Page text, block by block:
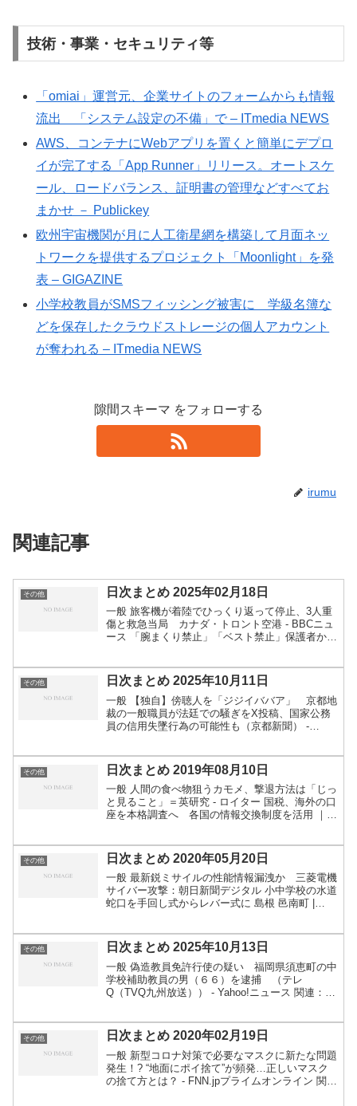
技術・事業・セキュリティ等
「omiai」運営元、企業サイトのフォームからも情報
流出 「システム設定の不備」で – ITmedia NEWS
AWS、コンテナにWebアプリを置くと簡単にデプロ
イが完了する「App Runner」リリース。オートスケ
ール、ロードバランス、証明書の管理などすべてお
まかせ － Publickey
欧州宇宙機関が月に人工衛星網を構築して月面ネッ
トワークを提供するプロジェクト「Moonlight」を発
表 – GIGAZINE
小学校教員がSMSフィッシング被害に 学級名簿な
どを保存したクラウドストレージの個人アカウント
が奪われる – ITmedia NEWS
隙間スキーマ をフォローする
irumu
関連記事
その他 日次まとめ 2025年02月18日
一般 旅客機が着陸でひっくり返って停止、3人重
傷と救急当局 カナダ・トロント空港 - BBCニュ
ース 「腕まくり禁止」「ベスト禁止」保護者から
（集英社オン...
その他 日次まとめ 2025年10月11日
一般 【独自】傍聴人を「ジジイババア」 京都地
裁の一般職員が法廷での騒ぎをX投稿、国家公務
員の信用失墜行為の可能性も（京都新聞） -
ぬ口...
その他 日次まとめ 2019年08月10日
一般 人間の食べ物狙うカモメ、撃退方法は「じっ
と見ること」＝英研究 - ロイター 国税、海外の口
座を本格調査へ 各国の情報交換制度を活用 ｜
その他 日次まとめ 2020年05月20日
一般 最新鋭ミサイルの性能情報漏洩か 三菱電機
サイバー攻撃：朝日新聞デジタル 小中学校の水道
蛇口を手回し式からレバー式に 島根 邑南町 |
ナで...
その他 日次まとめ 2025年10月13日
一般 偽造教員免許行使の疑い 福岡県須恵町の中
学校補助教員の男（６６）を逮捕 （テレ
Q（TVQ九州放送）） - Yahoo!ニュース 関連：教
性暴...
その他 日次まとめ 2020年02月19日
一般 新型コロナ対策で必要なマスクに新たな問題
発生！? “地面にポイ捨て”が頻発…正しいマスク
の捨て方とは？ - FNN.jpプライムオンライン 関